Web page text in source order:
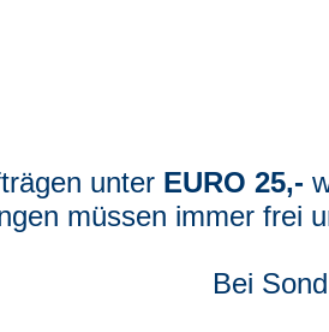
unter EURO 25,-
müssen immer frei
Bei